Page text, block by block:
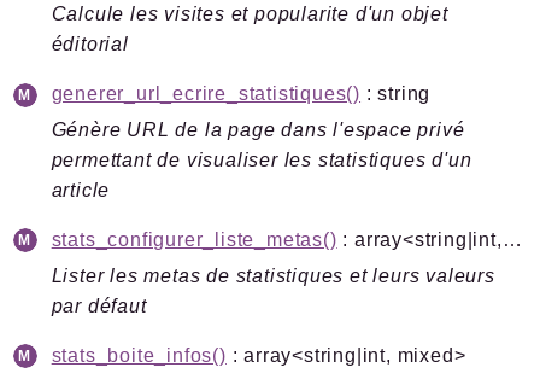
Calcule les visites et popularite d'un objet
éditorial
generer_url_ecrire_statistiques() : string
Génère URL de la page dans l'espace privé
permettant de visualiser les statistiques d'un
article
stats_configurer_liste_metas()
: array<string|int, mixed>
Lister les metas de statistiques et leurs valeurs
par défaut
stats_boite_infos() : array<string|int, mixed>